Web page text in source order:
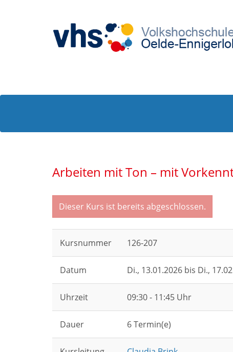
Arbeiten mit Ton – mit
Dieser Kurs ist bereits abgeschlossen.
Kursnummer 126-207
Datum Di., 13.01.2026 bis Di.,
Uhrzeit 09:30 - 11:45 Uhr
Dauer 6 Termin(e)